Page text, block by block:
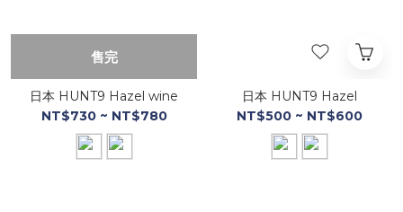
售完
日本 HUNT9 Hazel wine
NT$730 ~ NT$780
日本 HUNT9 Hazel
NT$500 ~ NT$600